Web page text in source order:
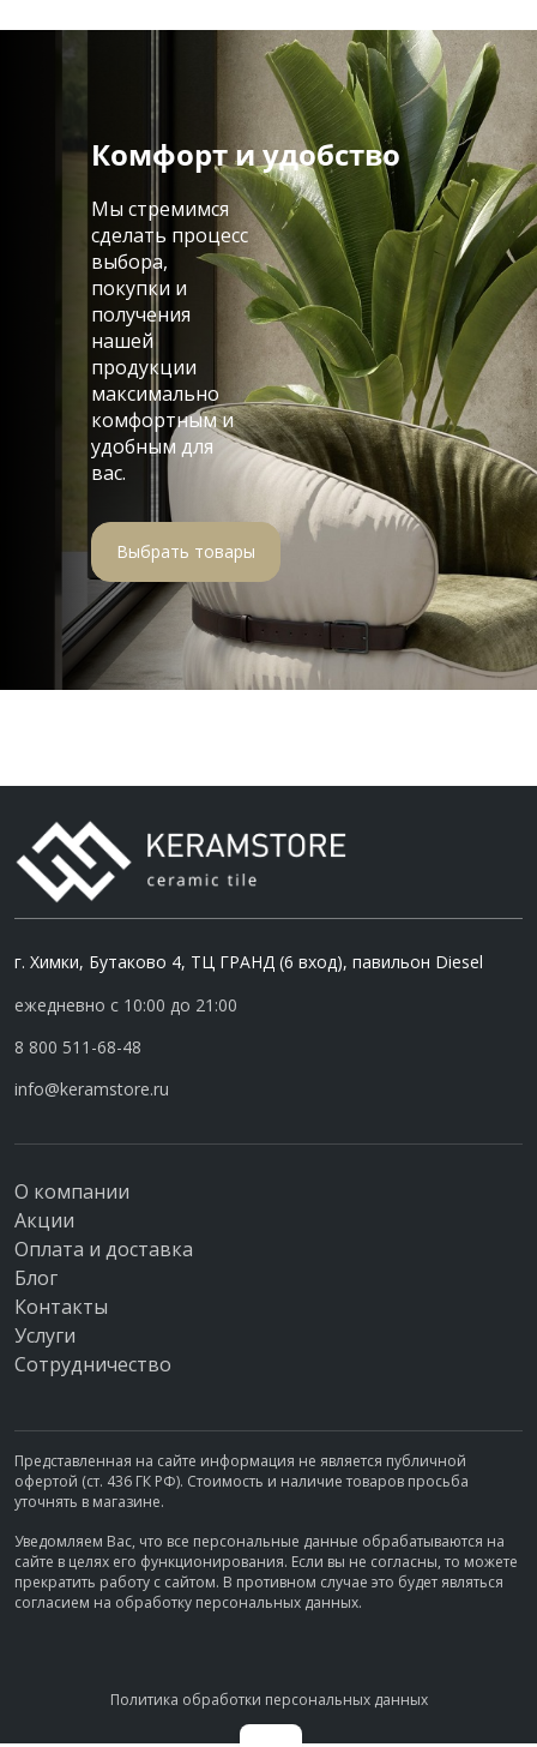
Комфорт и удобство
Мы стремимся
сделать процесс
выбора,
покупки и
получения
нашей
продукции
максимально
комфортным и
удобным для
вас.
Выбрать товары
г. Химки, Бутаково 4, ТЦ ГРАНД (6 вход), павильон Diesel
ежедневно с 10:00 до 21:00
8 800 511-68-48
info@keramstore.ru
О компании
Акции
Оплата и доставка
Блог
Контакты
Услуги
Сотрудничество
Представленная на сайте информация не является публичной
офертой (ст. 436 ГК РФ). Стоимость и наличие товаров просьба
уточнять в магазине.
Уведомляем Вас, что все персональные данные обрабатываются на
сайте в целях его функционирования. Если вы не согласны, то можете
прекратить работу с сайтом. В противном случае это будет являться
согласием на обработку персональных данных.
Политика обработки персональных данных